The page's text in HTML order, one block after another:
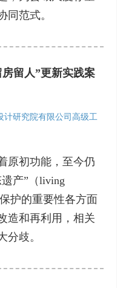
同范式。
留人”更新实践案
计研究院有限公司高级工
原初功能，至今仍
产”（living
护的重要性各方面
造和再利用，相关
分歧。